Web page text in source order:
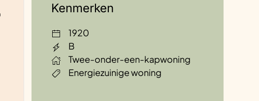
Kenmerken
1920
B
Twee-onder-een-kapwoning
Energiezuinige woning